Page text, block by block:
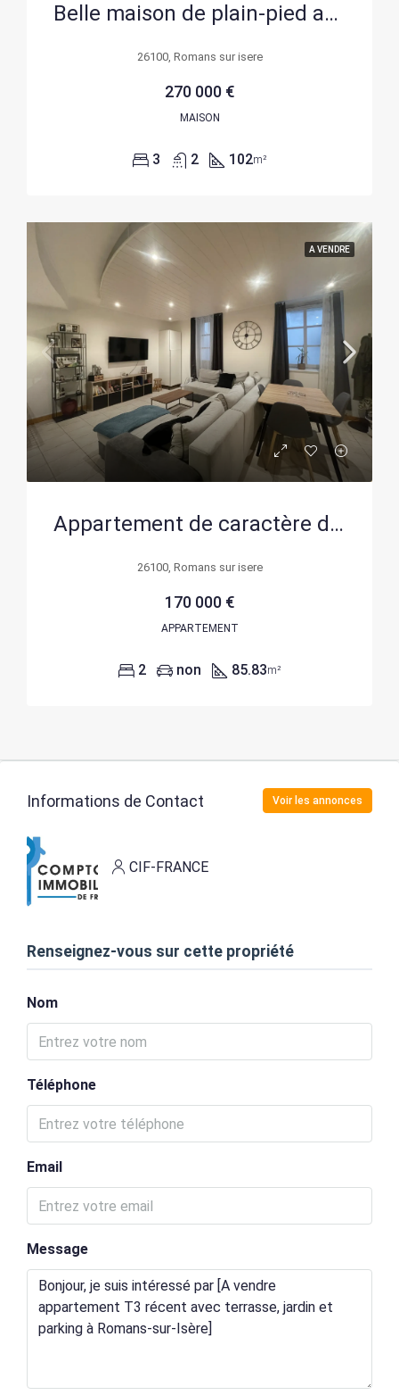
Belle maison de plain-pied avec piscine à Romans sur Isère
26100, Romans sur isere
270 000 €
MAISON
3 2 102m²
A VENDRE
Appartement de caractère de 85 m² à Romans-sur-Isère, centre-ville
26100, Romans sur isere
170 000 €
APPARTEMENT
2 non 85.83m²
Informations de Contact Voir les annonces
CIF-FRANCE
Renseignez-vous sur cette propriété
Nom
Téléphone
Email
Message